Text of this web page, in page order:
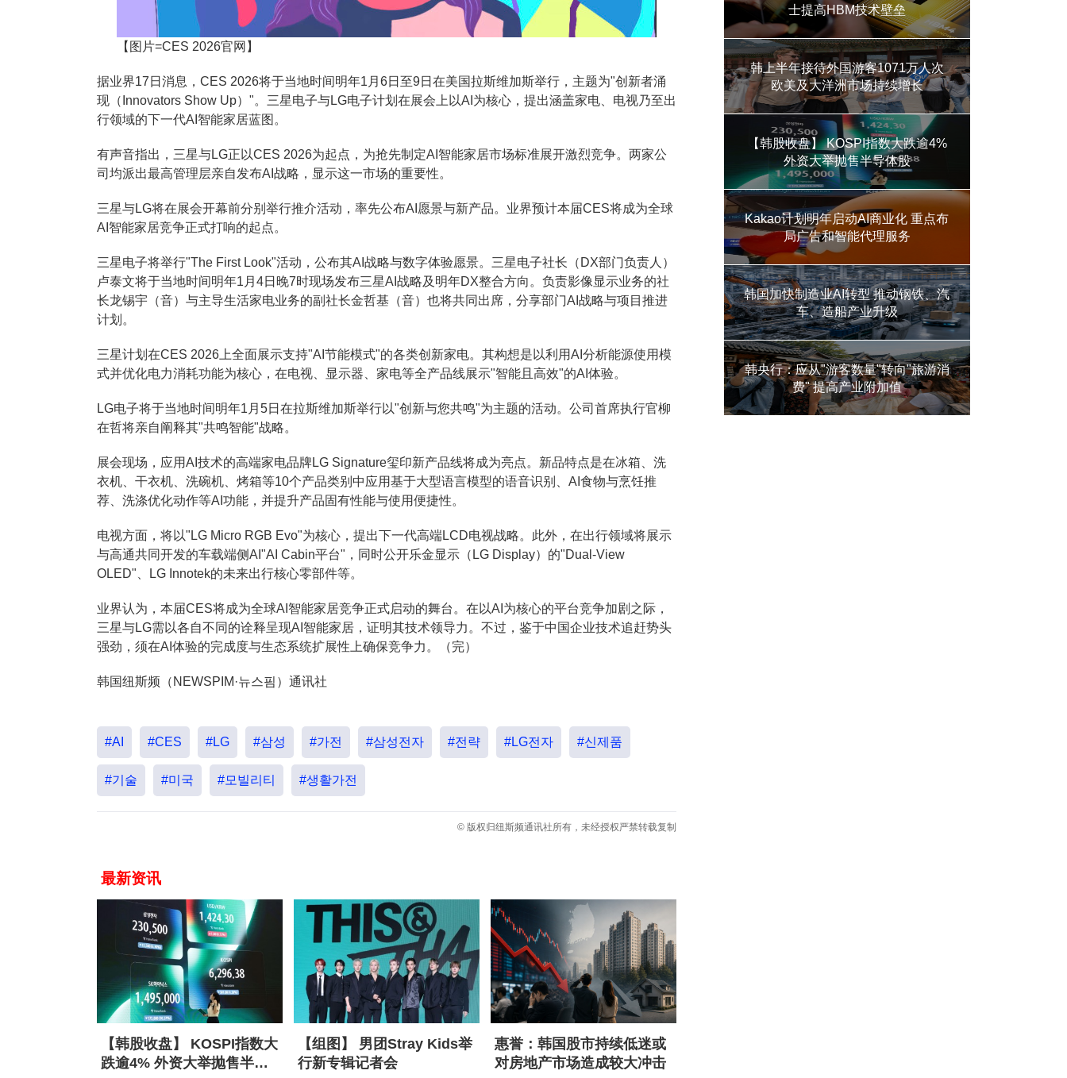
【图片=CES 2026官网】
据业界17日消息，CES 2026将于当地时间明年1月6日至9日在美国拉斯维加斯举行，主题为"创新者涌
现（Innovators Show Up）"。三星电子与LG电子计划在展会上以AI为核心，提出涵盖家电、电视乃至出
行领域的下一代AI智能家居蓝图。
有声音指出，三星与LG正以CES 2026为起点，为抢先制定AI智能家居市场标准展开激烈竞争。两家公
司均派出最高管理层亲自发布AI战略，显示这一市场的重要性。
三星与LG将在展会开幕前分别举行推介活动，率先公布AI愿景与新产品。业界预计本届CES将成为全球
AI智能家居竞争正式打响的起点。
三星电子将举行"The First Look"活动，公布其AI战略与数字体验愿景。三星电子社长（DX部门负责人）
卢泰文将于当地时间明年1月4日晚7时现场发布三星AI战略及明年DX整合方向。负责影像显示业务的社
长龙锡宇（音）与主导生活家电业务的副社长金哲基（音）也将共同出席，分享部门AI战略与项目推进
计划。
三星计划在CES 2026上全面展示支持"AI节能模式"的各类创新家电。其构想是以利用AI分析能源使用模
式并优化电力消耗功能为核心，在电视、显示器、家电等全产品线展示"智能且高效"的AI体验。
LG电子将于当地时间明年1月5日在拉斯维加斯举行以"创新与您共鸣"为主题的活动。公司首席执行官柳
在哲将亲自阐释其"共鸣智能"战略。
展会现场，应用AI技术的高端家电品牌LG Signature玺印新产品线将成为亮点。新品特点是在冰箱、洗
衣机、干衣机、洗碗机、烤箱等10个产品类别中应用基于大型语言模型的语音识别、AI食物与烹饪推
荐、洗涤优化动作等AI功能，并提升产品固有性能与使用便捷性。
电视方面，将以"LG Micro RGB Evo"为核心，提出下一代高端LCD电视战略。此外，在出行领域将展示
与高通共同开发的车载端侧AI"AI Cabin平台"，同时公开乐金显示（LG Display）的"Dual-View
OLED"、LG Innotek的未来出行核心零部件等。
业界认为，本届CES将成为全球AI智能家居竞争正式启动的舞台。在以AI为核心的平台竞争加剧之际，
三星与LG需以各自不同的诠释呈现AI智能家居，证明其技术领导力。不过，鉴于中国企业技术追赶势头
强劲，须在AI体验的完成度与生态系统扩展性上确保竞争力。（完）
韩国纽斯频（NEWSPIM·뉴스핌）通讯社
#AI #CES #LG #삼성 #가전 #삼성전자 #전략 #LG전자 #신제품
#기술 #미국 #모빌리티 #생활가전
© 版权归纽斯频通讯社所有，未经授权严禁转载复制
最新资讯
【韩股收盘】 KOSPI指数大
跌逾4% 外资大举抛售半导
【组图】 男团Stray Kids举
行新专辑记者会
惠誉：韩国股市持续低迷或
对房地产市场造成较大冲击
士提高HBM技术壁垒
韩上半年接待外国游客1071万人次
欧美及大洋洲市场持续增长
【韩股收盘】 KOSPI指数大跌逾4%
外资大举抛售半导体股
Kakao计划明年启动AI商业化 重点布
局广告和智能代理服务
韩国加快制造业AI转型 推动钢铁、汽
车、造船产业升级
韩央行：应从"游客数量"转向"旅游消
费" 提高产业附加值